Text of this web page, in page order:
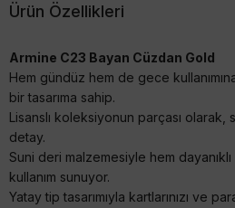
Ürün Özellikleri
Armine C23 Bayan Cüzdan Gold
Hem gündüz hem de gece
bir tasarıma sahip.
Lisanslı koleksiyonun parçası olarak,
detay.
Suni deri malzemesiyle hem
kullanım sunuyor.
Yatay tip tasarımıyla kartlarınızı ve